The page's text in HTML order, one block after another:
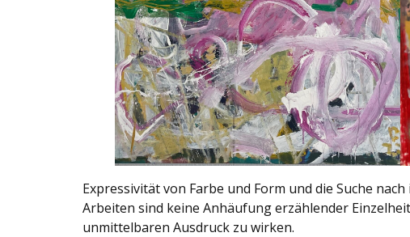
Expressivität von Farbe und Form und die Suche
Arbeiten sind keine Anhäufung erzählender
unmittelbaren Ausdruck zu wirken.